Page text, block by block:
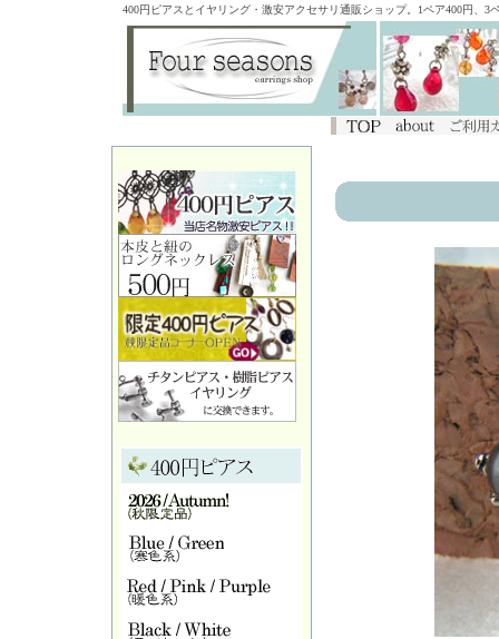
400円ピアスとイヤリング・激安アクセサリ通販ショップ。1ペア400円、